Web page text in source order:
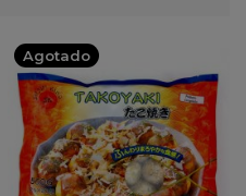
Agotado